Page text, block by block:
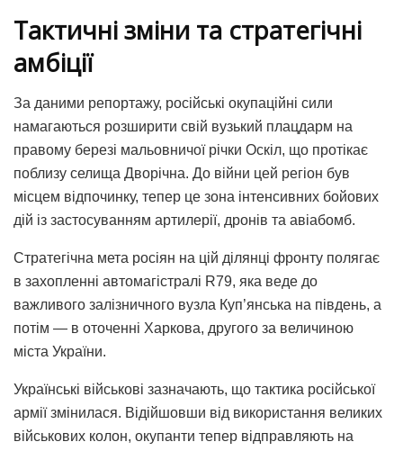
Тактичні зміни та стратегічні
амбіції
За даними репортажу, російські окупаційні сили
намагаються розширити свій вузький плацдарм на
правому березі мальовничої річки Оскіл, що протікає
поблизу селища Дворічна. До війни цей регіон був
місцем відпочинку, тепер це зона інтенсивних бойових
дій із застосуванням артилерії, дронів та авіабомб.
Стратегічна мета росіян на цій ділянці фронту полягає
в захопленні автомагістралі R79, яка веде до
важливого залізничного вузла Куп’янська на південь, а
потім — в оточенні Харкова, другого за величиною
міста України.
Українські військові зазначають, що тактика російської
армії змінилася. Відійшовши від використання великих
військових колон, окупанти тепер відправляють на